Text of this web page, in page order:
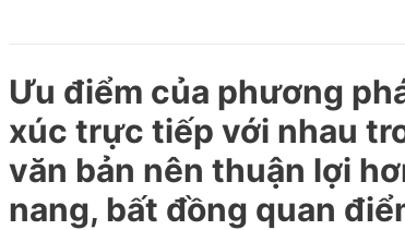
Ưu điểm của phương
xúc trực tiếp với nhau
văn bản nên thuận lợi
nang, bất đồng quan